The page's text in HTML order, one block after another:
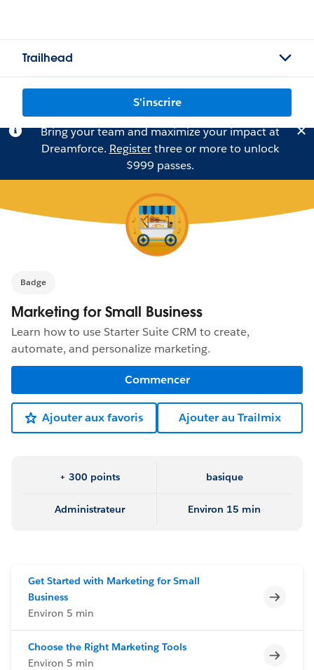
Trailhead
S'inscrire
Bring your team and maximize your impact at
Dreamforce. Registerthree or more to unlock
$999 passes.
Badge
Marketing for Small Business
Learn how to use Starter Suite CRM to create,
automate, and personalize marketing.
Commencer
Ajouter aux favoris Ajouter au Trailmix
+ 300 points basique
Administrateur Environ 15 min
Get Started with Marketing for Small
Business
Environ 5 min
Choose the Right Marketing Tools
Environ 5 min